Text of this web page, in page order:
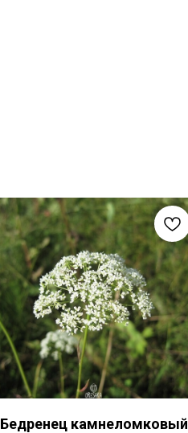
Бедренец камнеломковый